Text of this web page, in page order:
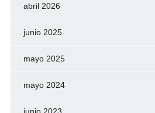
abril 2026
junio 2025
mayo 2025
mayo 2024